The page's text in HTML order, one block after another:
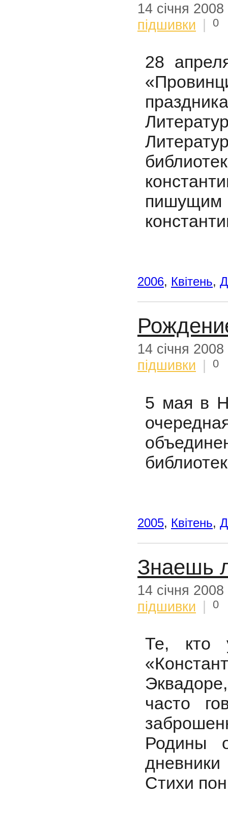
14 січня 2008
підшивки
0
28
пишущим
2006, Квітень,
14 січня 2008
підшивки
0
5 мая в
2005, Квітень,
Знаешь
14 січня 2008
підшивки
0
Те, кто
часто
Родины
Стихи